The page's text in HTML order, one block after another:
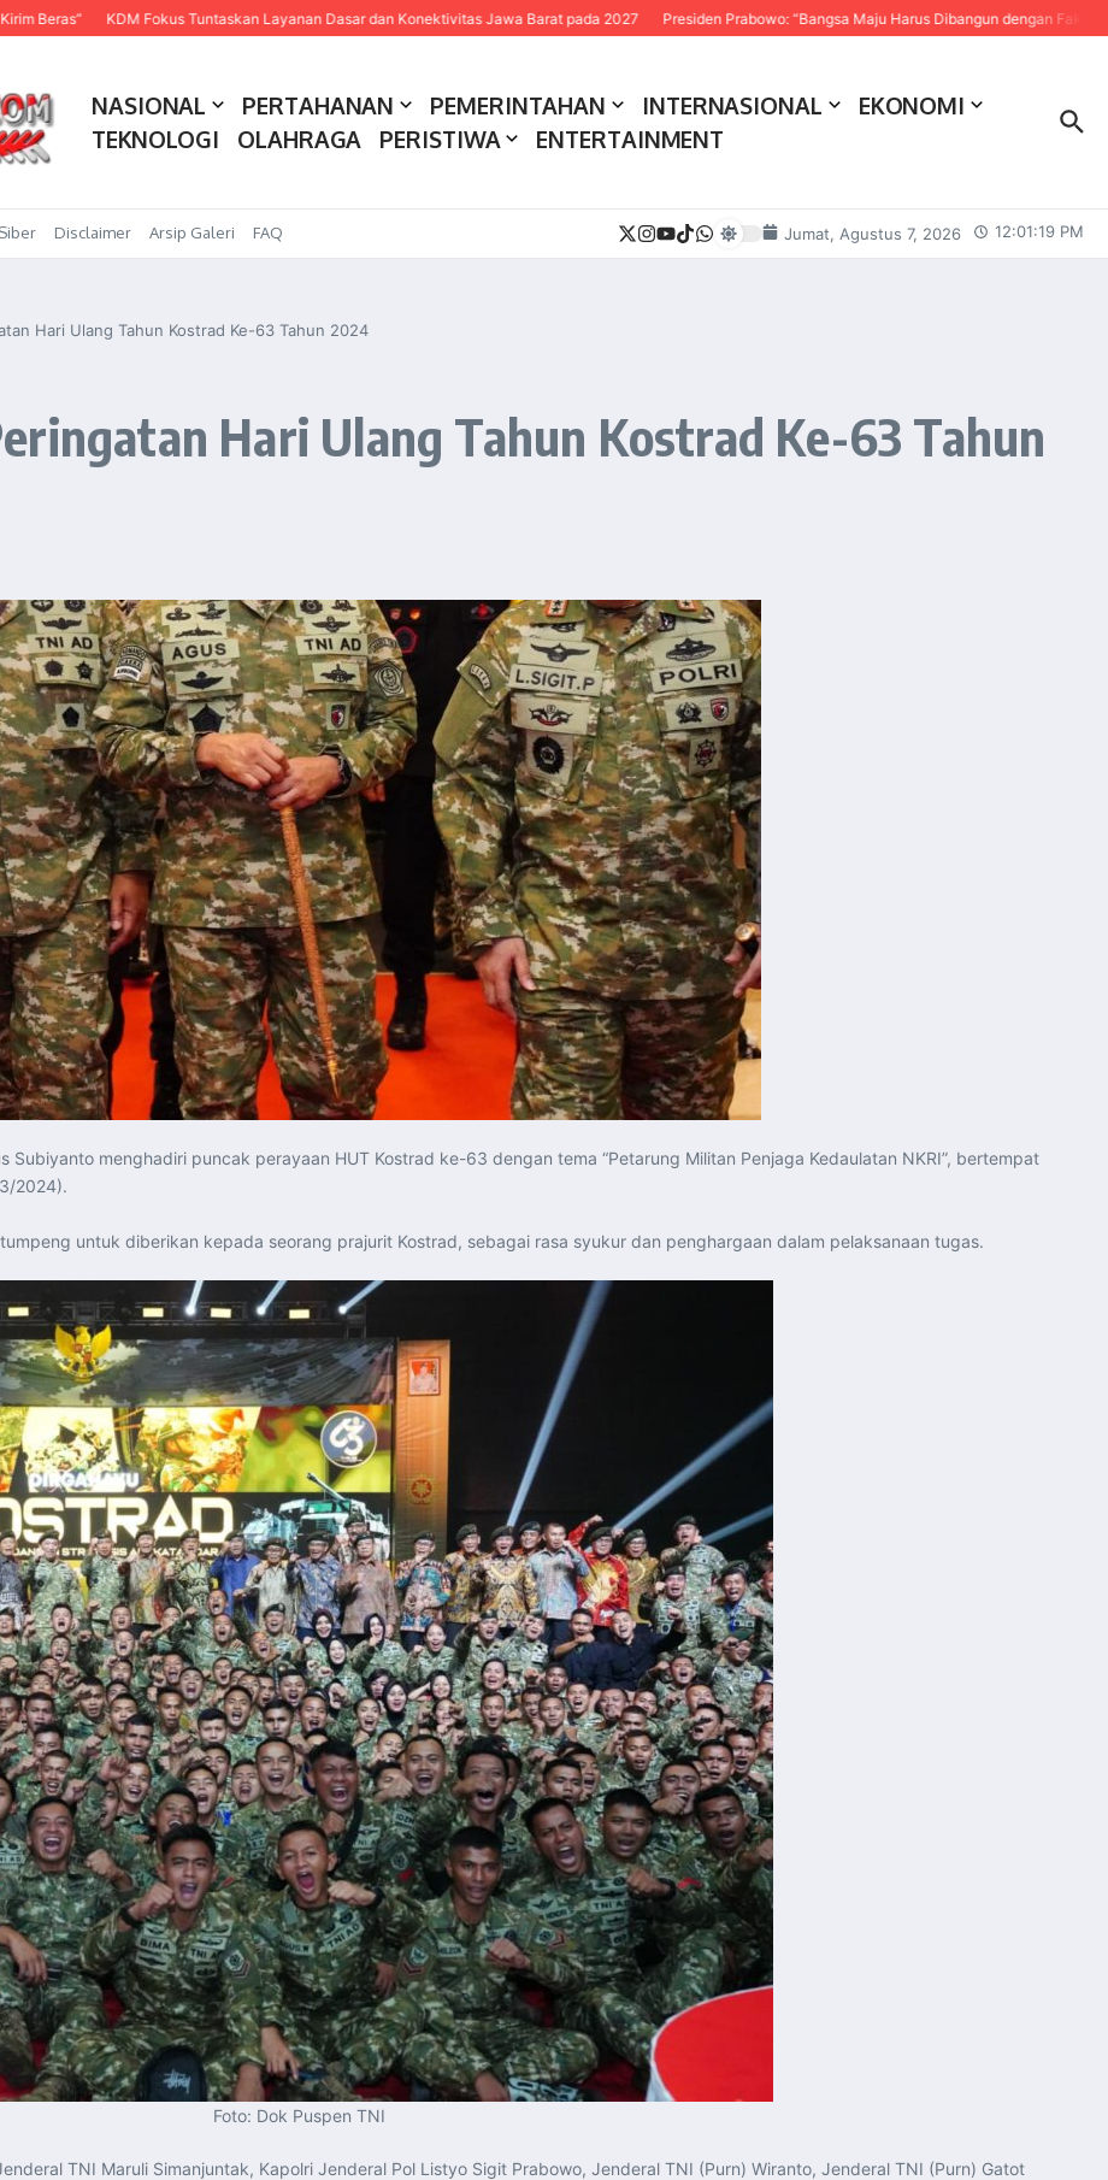
KDM Fokus Tuntaskan Layanan Dasar dan Konektivitas Jawa Barat pada 2027 Presiden Prabowo: “Bangsa Maju Harus Dibangun dengan Fakta dan Sains”
NASIONAL PERTAHANAN PEMERINTAHAN INTERNASIONAL
EKONOMI
TEKNOLOGI
OLAHRAGA PERISTIWA ENTERTAINMENT
Disclaimer Arsip Galeri FAQ Jumat, Agustus 7, 2026 12:01:20 PM
Hari Ulang Tahun Kostrad Ke-63 Tahun 2024
Hari Ulang Tahun Kostrad Ke-63 Tahun
Subiyanto menghadiri puncak perayaan HUT Kostrad ke-63 dengan tema “Petarung Militan Penjaga Kedaulatan NKRI”, bertempat
2024).
untuk diberikan kepada seorang prajurit Kostrad, sebagai rasa syukur dan penghargaan dalam pelaksanaan tugas.
Foto: Dok Puspen TNI
TNI Maruli Simanjuntak, Kapolri Jenderal Pol Listyo Sigit Prabowo, Jenderal TNI (Purn) Wiranto, Jenderal TNI (Purn) Gatot